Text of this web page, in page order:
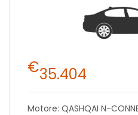
€35.404
Motore: QASHQAI N-